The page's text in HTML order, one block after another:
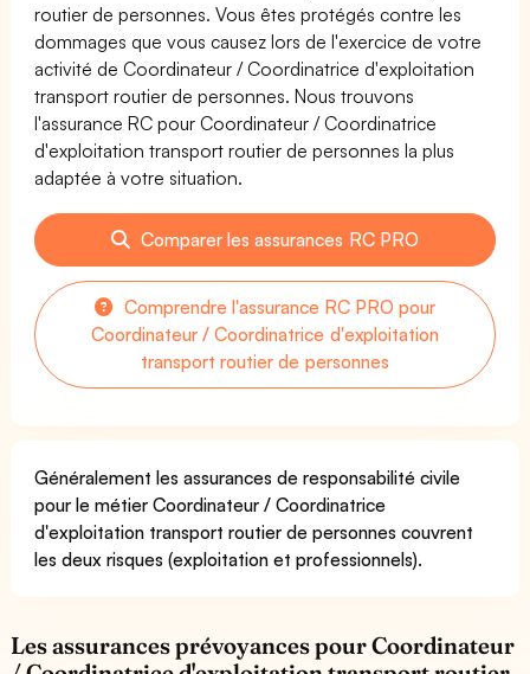
routier de personnes. Vous êtes protégés contre les
dommages que vous causez lors de l'exercice de votre
activité de Coordinateur / Coordinatrice d'exploitation
transport routier de personnes. Nous trouvons
l'assurance RC pour Coordinateur / Coordinatrice
d'exploitation transport routier de personnes la plus
adaptée à votre situation.
Comparer les assurances RC PRO
Comprendre l'assurance RC PRO pour
Coordinateur / Coordinatrice d'exploitation
transport routier de personnes
Généralement les assurances de responsabilité civile
pour le métier Coordinateur / Coordinatrice
d'exploitation transport routier de personnes couvrent
les deux risques (exploitation et professionnels).
Les assurances prévoyances pour Coordinateur